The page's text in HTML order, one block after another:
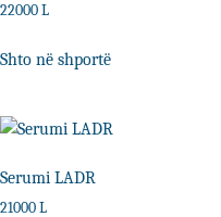
22000 L
Shto në shportë
Serumi LADR
21000 L